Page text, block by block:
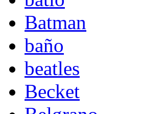
Batman
baño
beatles
Becket